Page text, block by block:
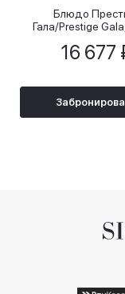
Блюдо
Гала/Prestige
16 677